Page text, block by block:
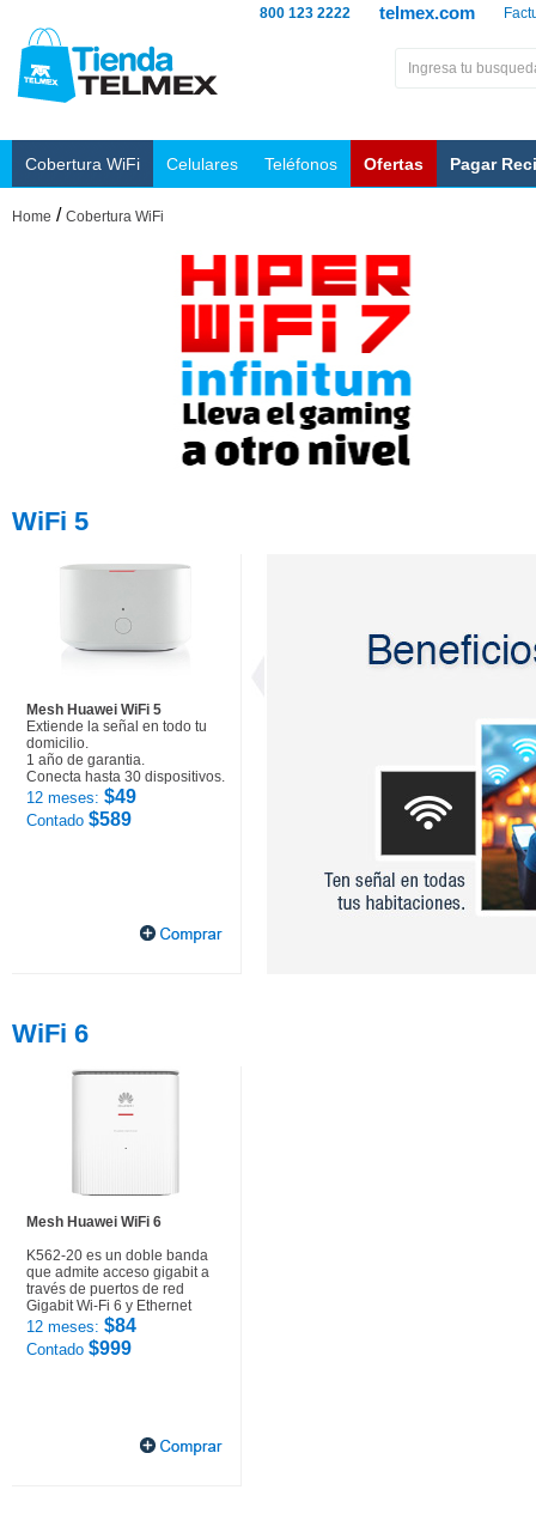
telmex.com
800 123 2222
Cobertura WiFi Celulares Teléfonos Ofertas Pagar
Home / Cobertura WiFi
WiFi 5
Mesh Huawei WiFi 5
Extiende la señal en todo tu
domicilio.
1 año de garantia.
Conecta hasta 30 dispositivos.
12 meses: $49
Contado $589
WiFi 6
Mesh Huawei WiFi 6
K562-20 es un doble banda
que admite acceso gigabit a
través de puertos de red
Gigabit Wi-Fi 6 y Ethernet
12 meses: $84
Contado $999